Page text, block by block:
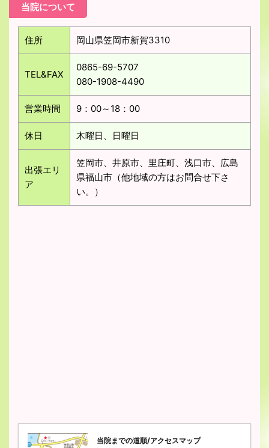
当院について
住所 岡山県笠岡市新賀3310
TEL&FAX
0865-69-5707
080-1908-4490
営業時間 9：00～18：00
休日 木曜日、日曜日
出張エリ
ア
笠岡市、井原市、里庄町、浅口市、広島
県福山市（他地域の方はお問合せ下さ
い。）
当院までの道順/アクセスマップ